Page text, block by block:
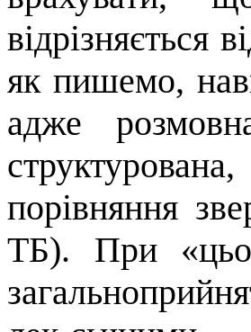
відрізняється
як пишемо,
адже
порівняння
ТБ). При